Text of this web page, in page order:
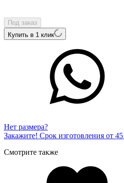
Под заказ
Купить в 1 клик
Нет размера?
Закажите! Срок изготовления от
Смотрите также